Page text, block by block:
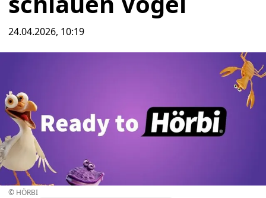
24.04.2026, 10:19
© HÖRBI